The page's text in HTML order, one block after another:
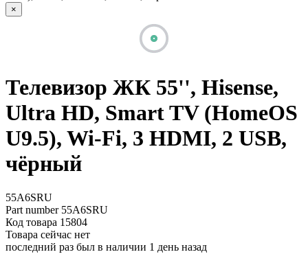
×
Телевизор ЖК 55'', Hisense,
Ultra HD, Smart TV (HomeOS
U9.5), Wi‑Fi, 3 HDMI, 2 USB,
чёрный
55A6SRU
Part number 55A6SRU
Код товара 15804
Товара сейчас нет
последний раз был в наличии 1 день назад